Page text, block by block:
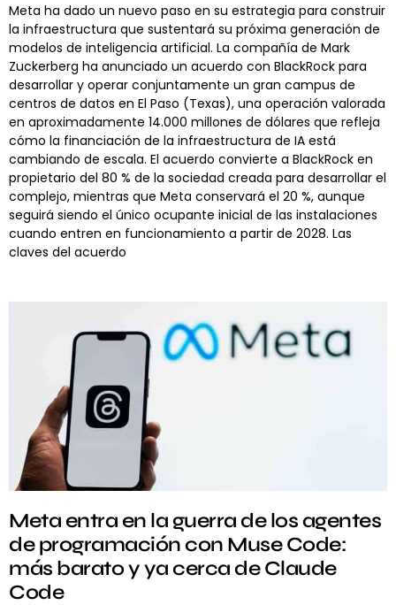
Meta ha dado un nuevo paso en su estrategia para construir
la infraestructura que sustentará su próxima generación de
modelos de inteligencia artificial. La compañía de Mark
Zuckerberg ha anunciado un acuerdo con BlackRock para
desarrollar y operar conjuntamente un gran campus de
centros de datos en El Paso (Texas), una operación valorada
en aproximadamente 14.000 millones de dólares que refleja
cómo la financiación de la infraestructura de IA está
cambiando de escala. El acuerdo convierte a BlackRock en
propietario del 80 % de la sociedad creada para desarrollar el
complejo, mientras que Meta conservará el 20 %, aunque
seguirá siendo el único ocupante inicial de las instalaciones
cuando entren en funcionamiento a partir de 2028. Las
claves del acuerdo
Meta entra en la guerra de los agentes
de programación con Muse Code:
más barato y ya cerca de Claude
Code